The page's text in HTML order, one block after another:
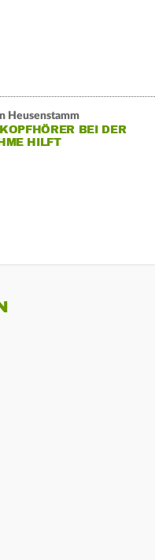
Heusenstamm
BEI DER
HILFT